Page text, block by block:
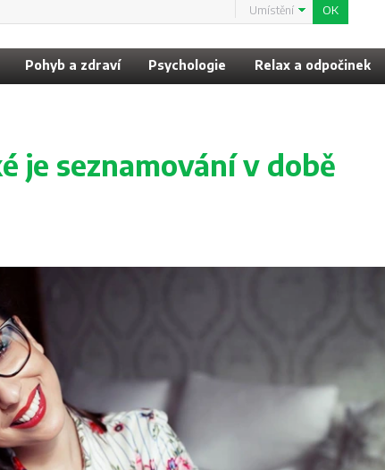
Umístění
Pohyb a zdraví Psychologie Relax a odpočinek
je seznamování v době